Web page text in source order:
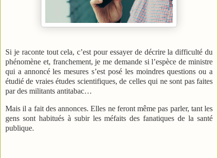
Si je raconte tout cela, c’est pour essayer de décrire la difficulté du
phénomène et, franchement, je me demande si l’espèce de ministre
qui a annoncé les mesures s’est posé les moindres questions ou a
étudié de vraies études scientifiques, de celles qui ne sont pas faites
par des militants antitabac…
Mais il a fait des annonces. Elles ne feront même pas parler, tant les
gens sont habitués à subir les méfaits des fanatiques de la santé
publique.